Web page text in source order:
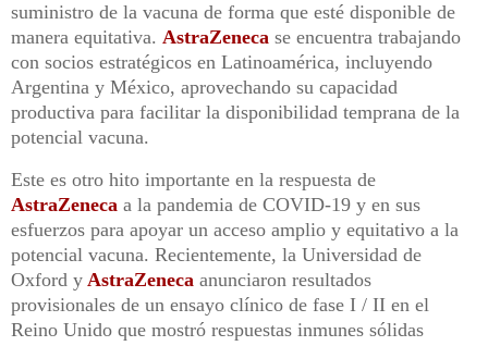
suministro de la vacuna de forma que esté disponible de
manera equitativa. AstraZeneca se encuentra trabajando
con socios estratégicos en Latinoamérica, incluyendo
Argentina y México, aprovechando su capacidad
productiva para facilitar la disponibilidad temprana de la
potencial vacuna.
Este es otro hito importante en la respuesta de
AstraZeneca a la pandemia de COVID-19 y en sus
esfuerzos para apoyar un acceso amplio y equitativo a la
potencial vacuna. Recientemente, la Universidad de
Oxford y AstraZeneca anunciaron resultados
provisionales de un ensayo clínico de fase I / II en el
Reino Unido que mostró respuestas inmunes sólidas